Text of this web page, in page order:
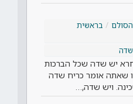
בראשית
שדה
יש שדה שכל הברכות
שאתה אומר כריח שדה
ויש שדה,…